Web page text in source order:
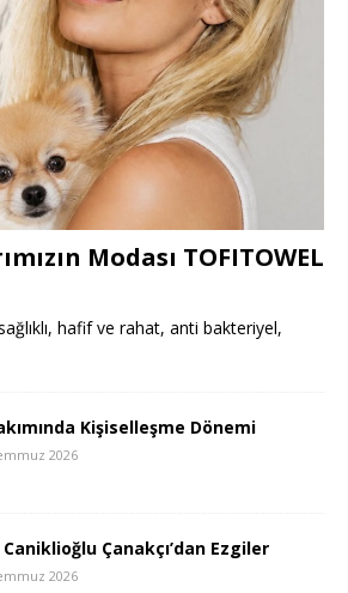
Modası TOFITOWEL
hafif ve rahat, anti bakteriyel,
Kişiselleşme Dönemi
2026
Caniklioğlu Çanakçı’dan Ezgiler
2026